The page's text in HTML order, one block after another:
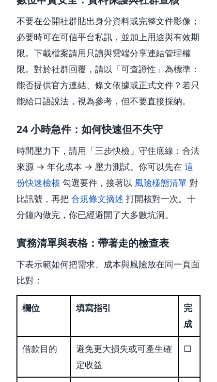
不要在公開社群貼出身分資料或完整文件影像；
必要時可在可信平台私訊，並加上用途與有效期
限。下載檔案請用只讀與雲端分享連結管理權
限。對於社群回覆，請以「可查證性」為標準：
能否提供官方連結、條文依據或正式文件？若只
能給口語說法，視為參考，但不要直接採納。
24 小時急件：如何快速但不失守
時間壓力下，請用「三步快檢」守住底線：合法
來源 → 年化成本 → 壓力測試。你可以先在 這
份快速檢核 勾選要件，接著以 風險樣態清單 對
比訊號，再把 合規條文摘述 打開核對一次。十
分鐘內做完，你已經避開了大多數坑洞。
實務清單與表格：帶著走的檢查表
下表示範如何把需求、成本與風險放在同一頁面
比對：
欄位 填寫指引
完
成
借款目的
避免更大損失或可產生確
定收益
□